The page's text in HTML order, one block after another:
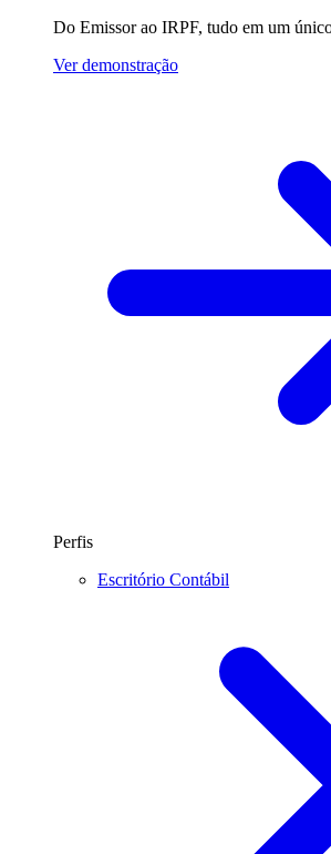
Do Emissor ao IRPF, tudo em um
Ver demonstração
Perfis
Escritório Contábil